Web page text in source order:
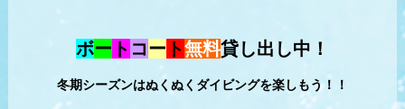
ボー ト コー ト無料貸し出し中！
冬期シーズンはぬくぬくダイビングを楽しもう！！